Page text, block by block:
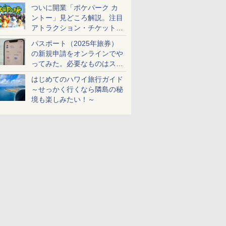
ついに開業「ポケパーク カ
ントー」見どころ解説。注目
アトラクション・チケット手
配・来場前に必要な準備は？
パスポート（2025年旅券）
の新規申請をオンラインでや
ってみた。必要なものはスマ
ホとマイナカードのみ
はじめてのハワイ旅行ガイド
～せっかく行くなら隣島の秘
境も楽しみたい！～